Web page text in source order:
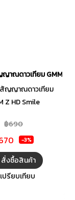
ณดาวเทียม GMM Z
ญญาณดาวเทียม
Z HD Smile
฿690
-3%
สั่งซื้อสินค้า
เปรียบเทียบ